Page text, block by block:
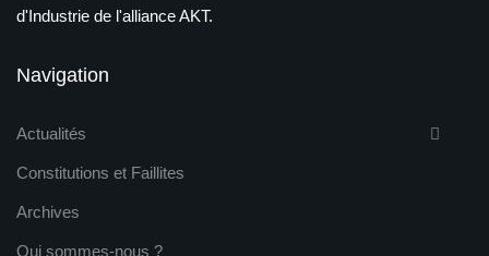
d'Industrie de l'alliance AKT.
Navigation
Actualités
Constitutions et Faillites
Archives
Qui sommes-nous ?